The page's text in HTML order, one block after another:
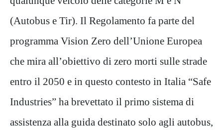
(Autobus e Tir). Il Regolamento fa parte del
programma Vision Zero dell’Unione Europea
che mira all’obiettivo di zero morti sulle strade
entro il 2050 e in questo contesto in Italia “Safe
Industries” ha brevettato il primo sistema di
assistenza alla guida destinato solo agli autobus,